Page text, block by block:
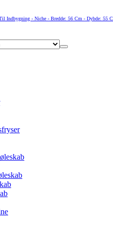
Indbygning - Niche - Bredde: 56 Cm - Dybde: 55